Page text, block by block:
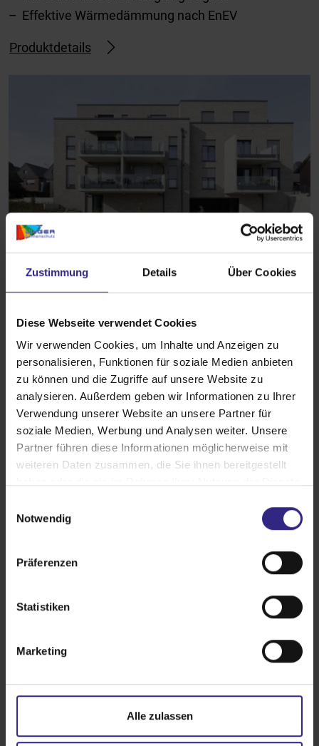
Zustimmung Details Über Cookies
Diese Webseite verwendet Cookies
Wir verwenden Cookies, um Inhalte und Anzeigen zu
personalisieren, Funktionen für soziale Medien anbieten
zu können und die Zugriffe auf unsere Website zu
analysieren. Außerdem geben wir Informationen zu Ihrer
Verwendung unserer Website an unsere Partner für
soziale Medien, Werbung und Analysen weiter. Unsere
Partner führen diese Informationen möglicherweise mit
weiteren Daten zusammen, die Sie ihnen bereitgestellt
Notwendig
Präferenzen
Statistiken
Marketing
Alle zulassen
Effektive Wärmedämmung nach EnEV
Produktdetails
Neubau-Aufsetz-Rollläden
Perfekte Fassadenintegration
Montage mit Fenster
Revision innen oder außen
Hervorragende Dämmeigenschaften
Produktdetails